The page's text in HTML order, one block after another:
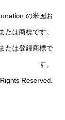
の米国お
たは商標です。
たは登録商標で
す。
Reserved.